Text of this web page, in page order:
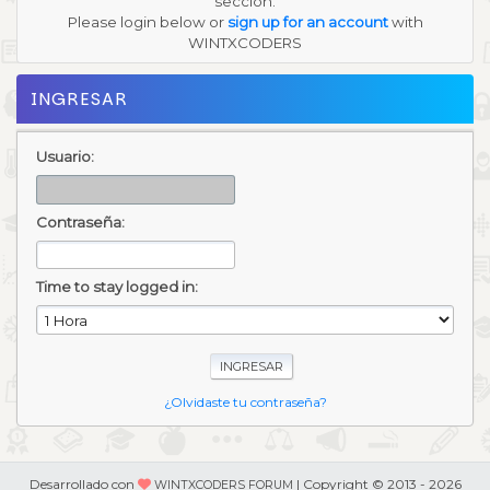
Please login below or sign up for an accountwith
WINTXCODERS
INGRESAR
Usuario:
Contraseña:
Time to stay logged in:
¿Olvidaste tu contraseña?
Desarrollado con WINTXCODERS FORUM | Copyright © 2013 - 2026